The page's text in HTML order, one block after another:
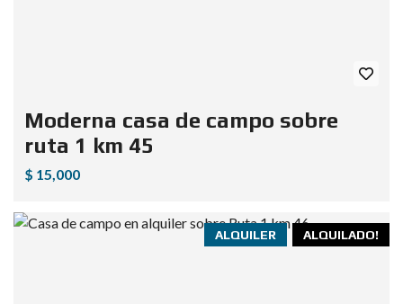
Moderna casa de campo sobre
ruta 1 km 45
$ 15,000
ALQUILADO!
ALQUILER